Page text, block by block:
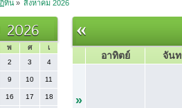
ทิน» สิงหาคม 2026
พ ศ
เ
2 3 4
9 10 11
16 17 18
«
อาทิตย์ จัน
»